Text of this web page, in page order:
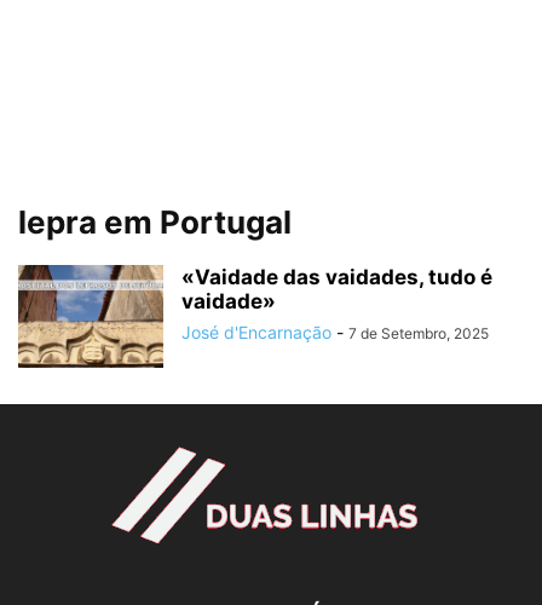
lepra em Portugal
«Vaidade das vaidades, tudo é
vaidade»
José d'Encarnação - 7 de Setembro, 2025